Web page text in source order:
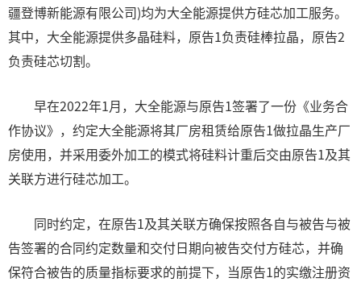
疆登博新能源有限公司)均为大全能源提供方硅芯加工服务。
其中，大全能源提供多晶硅料，原告1负责硅棒拉晶，原告2
负责硅芯切割。
早在2022年1月，大全能源与原告1签署了一份《业务合
作协议》，约定大全能源将其厂房租赁给原告1做拉晶生产厂
房使用，并采用委外加工的模式将硅料计重后交由原告1及其
关联方进行硅芯加工。
同时约定，在原告1及其关联方确保按照各自与被告与被
告签署的合同约定数量和交付日期向被告交付方硅芯，并确
保符合被告的质量指标要求的前提下，当原告1的实缴注册资